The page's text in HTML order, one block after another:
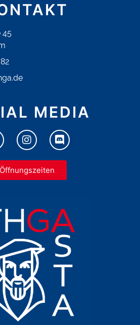
45
MEDIA
Öffnungszeiten